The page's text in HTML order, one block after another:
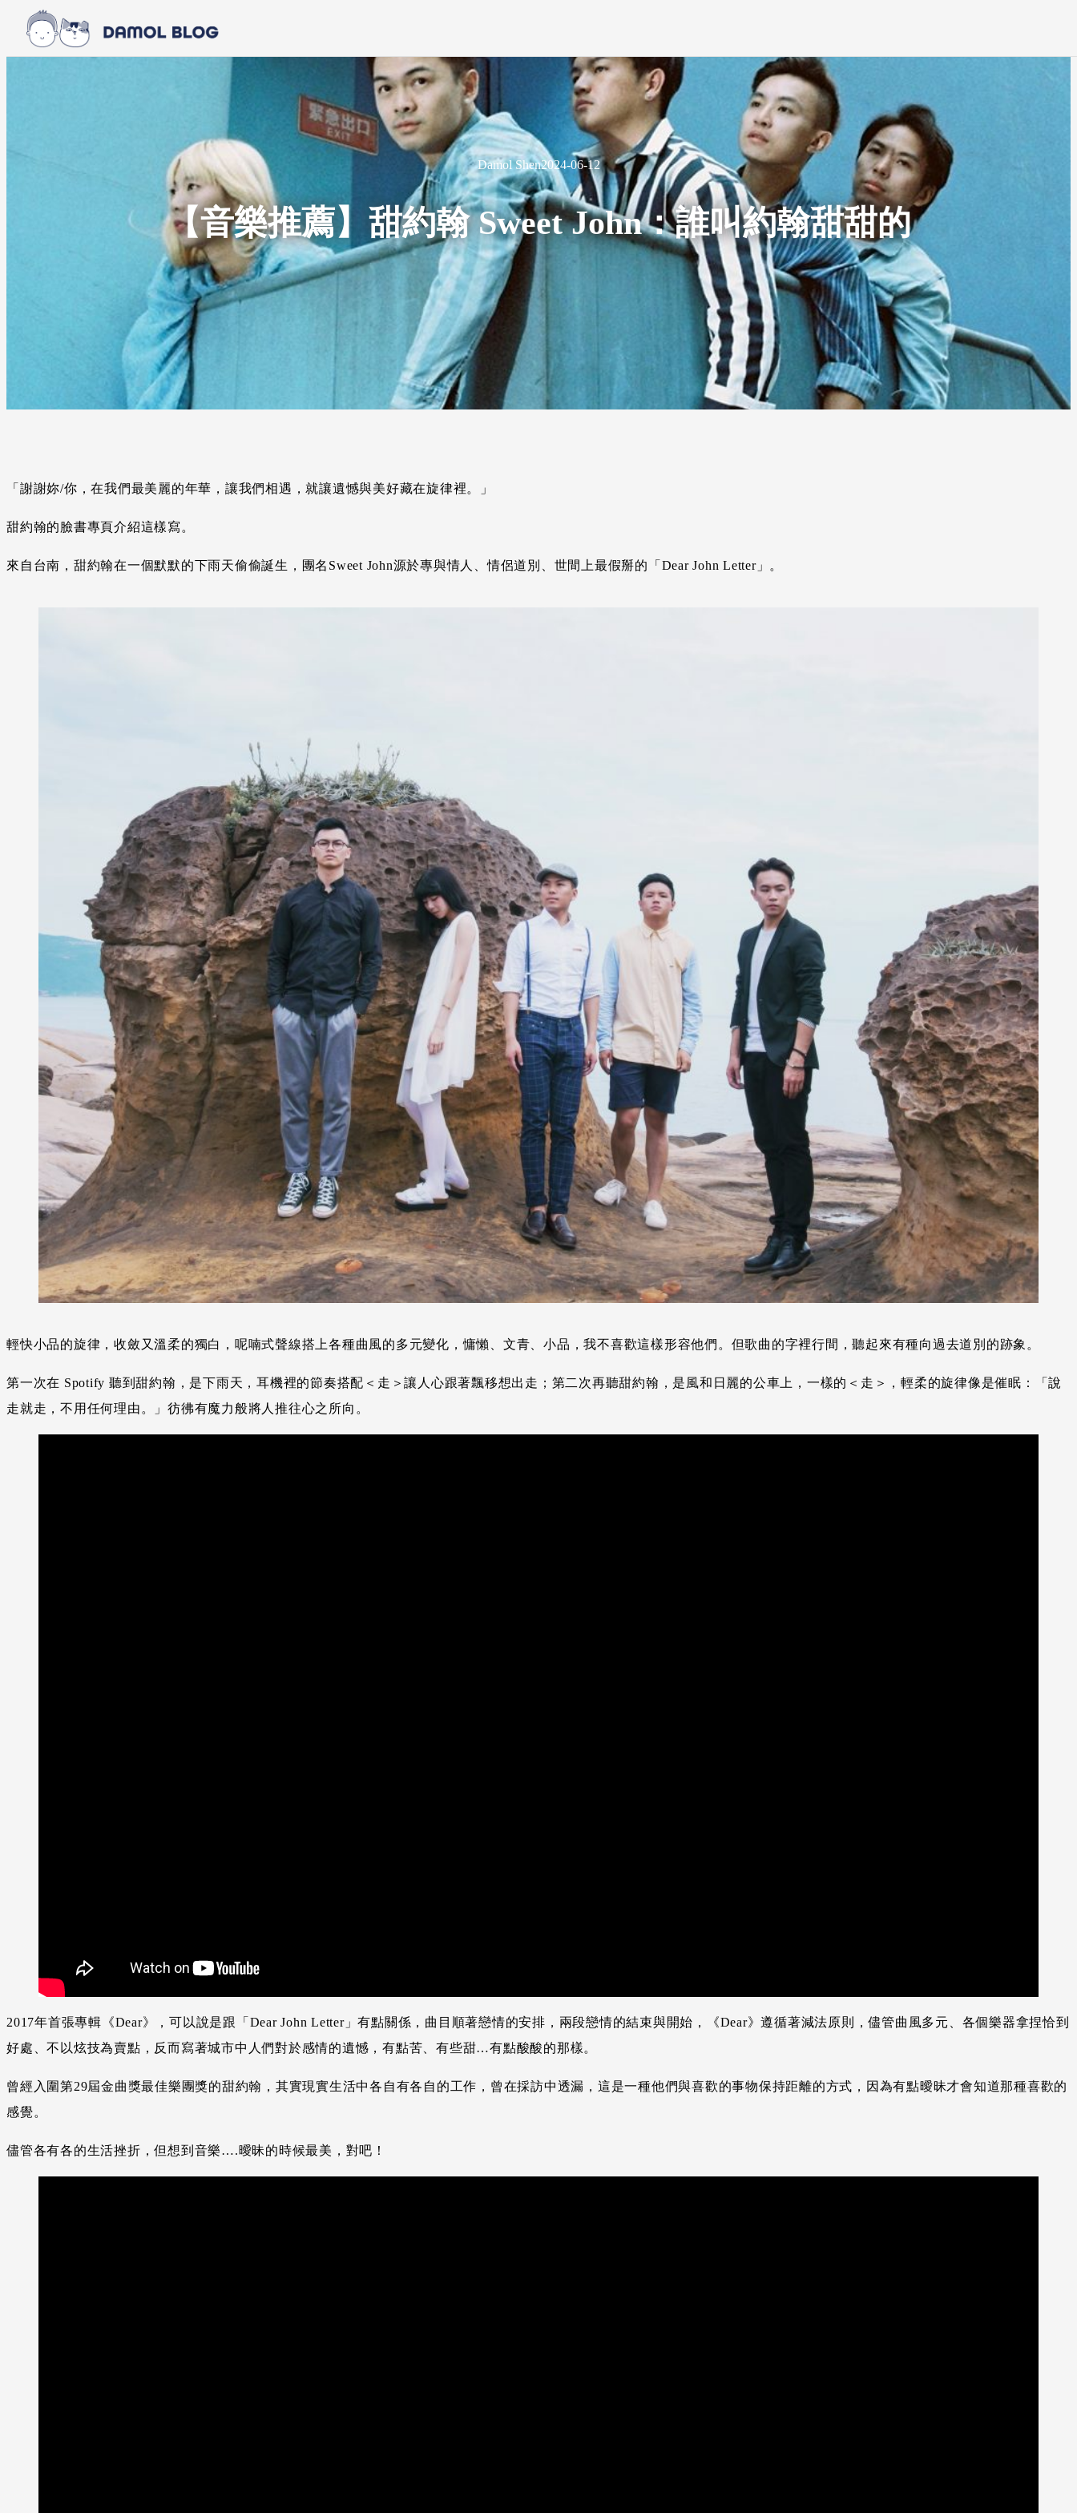
Skip to main content
Damol Shen2024-06-12
【音樂推薦】甜約翰 Sweet John：誰叫約翰甜甜的
「謝謝妳/你，在我們最美麗的年華，讓我們相遇，就讓遺憾與美好藏在旋律裡。」
甜約翰的臉書專頁介紹這樣寫。
來自台南，甜約翰在一個默默的下雨天偷偷誕生，團名Sweet John源於專與情人、情侶道別、世間上最假掰的「Dear John Letter」。
輕快小品的旋律，收斂又溫柔的獨白，呢喃式聲線搭上各種曲風的多元變化，慵懶、文青、小品，我不喜歡這樣形容他們。但歌曲的字裡行間，聽起來有種向過去道別的跡象。
第一次在 Spotify 聽到甜約翰，是下雨天，耳機裡的節奏搭配＜走＞讓人心跟著飄移想出走；第二次再聽甜約翰，是風和日麗的公車上，一樣的＜走＞，輕柔的旋律像是催眠：「說
走就走，不用任何理由。」彷彿有魔力般將人推往心之所向。
2017年首張專輯《Dear》，可以說是跟「Dear John Letter」有點關係，曲目順著戀情的安排，兩段戀情的結束與開始，《Dear》遵循著減法原則，儘管曲風多元、各個樂器拿捏恰到
好處、不以炫技為賣點，反而寫著城市中人們對於感情的遺憾，有點苦、有些甜…有點酸酸的那樣。
曾經入圍第29屆金曲獎最佳樂團獎的甜約翰，其實現實生活中各自有各自的工作，曾在採訪中透漏，這是一種他們與喜歡的事物保持距離的方式，因為有點曖昧才會知道那種喜歡的
感覺。
儘管各有各的生活挫折，但想到音樂….曖昧的時候最美，對吧！